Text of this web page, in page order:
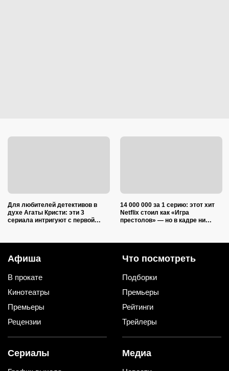
Для любителей детективов в
духе Агаты Кристи: эти 3
сериала интригуют с первой
14 000 000 за 1 серию: этот хит
Netflix стоил как «Игра
престолов» — но в кадре ни
Афиша
В прокате
Кинотеатры
Премьеры
Рецензии
Что посмотреть
Подборки
Премьеры
Рейтинги
Трейлеры
Сериалы Медиа